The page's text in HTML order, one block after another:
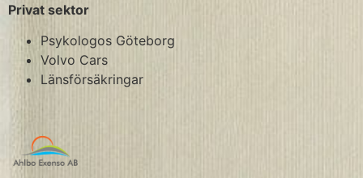
Privat sektor
Psykologos Göteborg
Volvo Cars
Länsförsäkringar